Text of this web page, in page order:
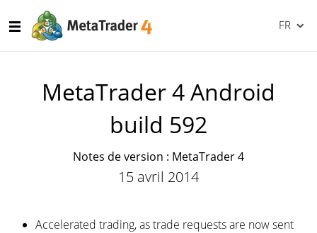
FR
MetaTrader 4 Android
build 592
Notes de version : MetaTrader 4
15 avril 2014
Accelerated trading, as trade requests are now sent